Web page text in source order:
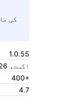
کی
1.0.55
4 اگست، 2026
400+
4.7